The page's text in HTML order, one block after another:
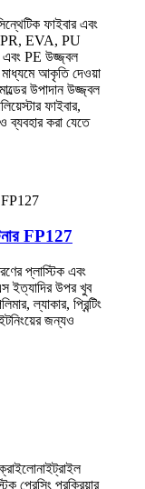
ফাইবার এবং
EVA, PU
এবং PE উজ্জ্বল
আকৃতি দেওয়া
উপাদান উজ্জ্বল
ফাইবার,
ব্যবহার করা যেতে
FP127
প্লাস্টিক এবং
ইত্যাদির উপর খুব
ল্যাকার, প্রিন্টিং
জন্যও
প্রেসিং প্রক্রিয়ার